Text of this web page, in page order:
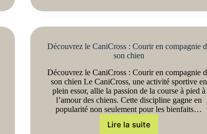
Découvrez le CaniCross : Courir en compagnie
son chien
Découvrez le CaniCross : Courir en compagnie
son chien Le CaniCross, une activité sportive en
plein essor, allie la passion de la course à pied à
l’amour des chiens. Cette discipline gagne en
popularité non seulement pour les bienfaits…
Lire la suite